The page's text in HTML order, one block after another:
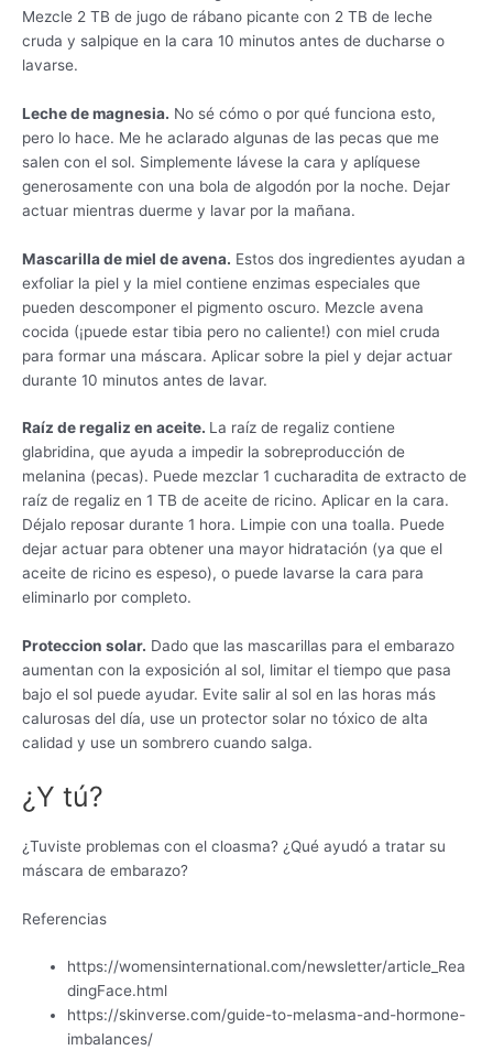
Mezcle 2 TB de jugo de rábano picante con 2 TB de leche
cruda y salpique en la cara 10 minutos antes de ducharse o
lavarse.
Leche de magnesia. No sé cómo o por qué funciona esto,
pero lo hace. Me he aclarado algunas de las pecas que me
salen con el sol. Simplemente lávese la cara y aplíquese
generosamente con una bola de algodón por la noche. Dejar
actuar mientras duerme y lavar por la mañana.
Mascarilla de miel de avena. Estos dos ingredientes ayudan a
exfoliar la piel y la miel contiene enzimas especiales que
pueden descomponer el pigmento oscuro. Mezcle avena
cocida (¡puede estar tibia pero no caliente!) con miel cruda
para formar una máscara. Aplicar sobre la piel y dejar actuar
durante 10 minutos antes de lavar.
Raíz de regaliz en aceite. La raíz de regaliz contiene
glabridina, que ayuda a impedir la sobreproducción de
melanina (pecas). Puede mezclar 1 cucharadita de extracto de
raíz de regaliz en 1 TB de aceite de ricino. Aplicar en la cara.
Déjalo reposar durante 1 hora. Limpie con una toalla. Puede
dejar actuar para obtener una mayor hidratación (ya que el
aceite de ricino es espeso), o puede lavarse la cara para
eliminarlo por completo.
Proteccion solar. Dado que las mascarillas para el embarazo
aumentan con la exposición al sol, limitar el tiempo que pasa
bajo el sol puede ayudar. Evite salir al sol en las horas más
calurosas del día, use un protector solar no tóxico de alta
calidad y use un sombrero cuando salga.
¿Y tú?
¿Tuviste problemas con el cloasma? ¿Qué ayudó a tratar su
máscara de embarazo?
Referencias
https://womensinternational.com/newsletter/article_Rea
dingFace.html
https://skinverse.com/guide-to-melasma-and-hormone-
imbalances/